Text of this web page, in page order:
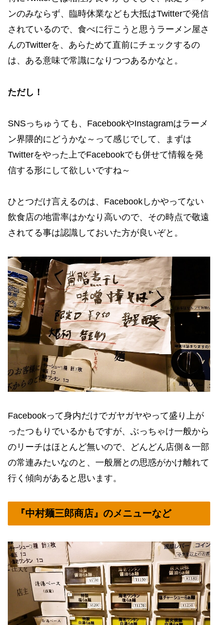
ンのみならず、臨時休業なども大抵はTwitterで発信
されているので、食べに行こうと思うラーメン屋さ
んのTwitterを、あらためて直前にチェックするの
は、ある意味で常識になりつつあるかなと。
ただし！
SNSっちゅうても、FacebookやInstagramはラーメ
ン界隈的にどうかな～って感じでして、まずは
Twitterをやった上でFacebookでも併せて情報を発
信する形にして欲しいですね～
ひとつだけ言えるのは、Facebookしかやってない
飲食店の地雷率はかなり高いので、その時点で敬遠
されてる事は認識しておいた方が良いぞと。
Facebookって身内だけでガヤガヤやって盛り上が
ったつもりでいるかもですが、ぶっちゃけ一般から
のリーチはほとんど無いので、どんどん店側＆一部
の常連みたいなのと、一般層との思惑がかけ離れて
行く傾向があると思います。
『中村麺三郎商店』のメニューなど